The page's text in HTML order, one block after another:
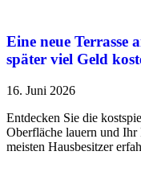
Eine neue Terrasse
später viel Geld
16. Juni 2026
Entdecken Sie die
Oberfläche lauern und Ihr
meisten Hausbesitzer